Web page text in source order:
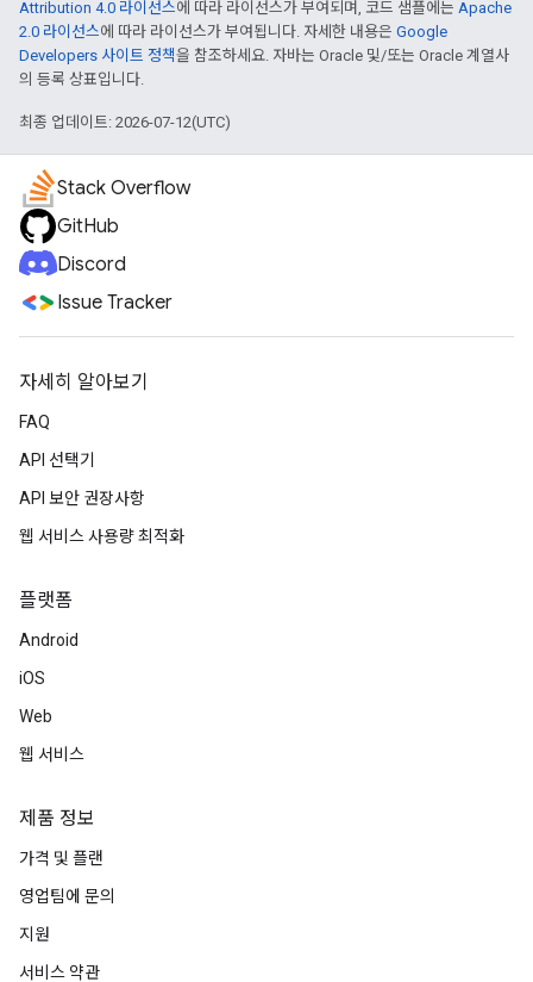
Attribution 4.0 라이선스에 따라 라이선스가 부여되며, 코드 샘플에는 Apache
2.0 라이선스에 따라 라이선스가 부여됩니다. 자세한 내용은 Google
Developers 사이트 정책을 참조하세요. 자바는 Oracle 및/또는 Oracle 계열사
의 등록 상표입니다.
최종 업데이트: 2026-07-12(UTC)
Stack Overflow
GitHub
Discord
Issue Tracker
자세히 알아보기
FAQ
API 선택기
API 보안 권장사항
웹 서비스 사용량 최적화
플랫폼
Android
iOS
Web
웹 서비스
제품 정보
가격 및 플랜
영업팀에 문의
지원
서비스 약관